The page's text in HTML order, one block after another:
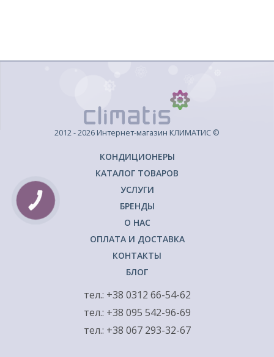
2012 - 2026 Интернет-магазин КЛИМАТИС ©
КОНДИЦИОНЕРЫ
КАТАЛОГ ТОВАРОВ
УСЛУГИ
БРЕНДЫ
О НАС
ОПЛАТА И ДОСТАВКА
КОНТАКТЫ
БЛОГ
тел.: +38 0312 66-54-62
тел.: +38 095 542-96-69
тел.: +38 067 293-32-67
КНОПКА
ЗВ'ЯЗКУ